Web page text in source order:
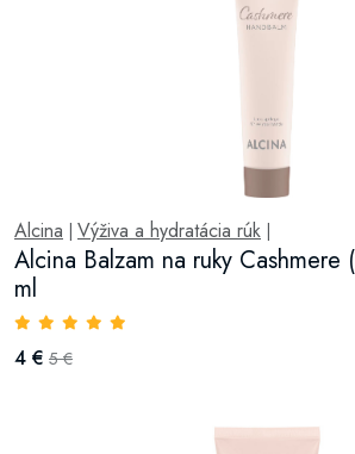
Alcina Výživa a hydratácia rúk
Alcina Balzam na ruky Cashmere
ml
4 € 5 €